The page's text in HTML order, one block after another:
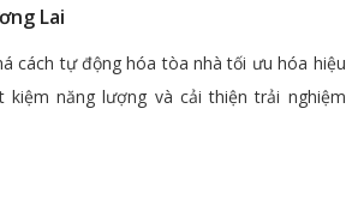
Lai
cách tự động hóa tòa nhà tối ưu hóa hiệu
kiệm năng lượng và cải thiện trải nghiệm